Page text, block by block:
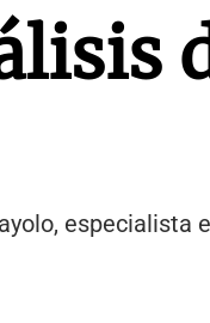
especialista